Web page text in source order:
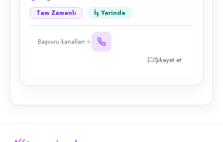
Tam Zamanlı İş Yerinde
Başvuru kanalları
Şikayet et